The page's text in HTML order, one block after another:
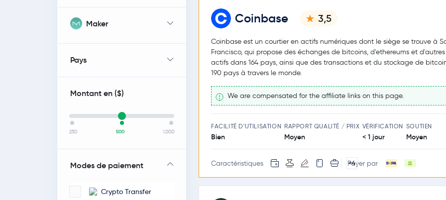
Maker
Pays
Montant en ($)
250 500 1,000
Modes de paiement
Crypto Transfer
Coinbase 3,5
Coinbase est un courtier en actifs numériques dont le siège se trouve à
Francisco, qui propose des échanges de bitcoins, d'ethereums et
actifs dans 164 pays, ainsi que des transactions et du stockage de
190 pays à travers le monde.
We are compensated for the affiliate links on this page.
FACILITÉ D'UTILISATION
Bien
RAPPORT QUALITÉ / PRIX
Moyen
VÉRIFICATION
< 1 jour
SOUTIEN
Moyen
Caractéristiques +4
Payer par